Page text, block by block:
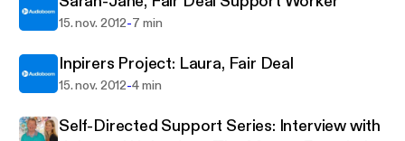
15. nov. 2012-7 min
Inpirers Project: Laura, Fair Deal
15. nov. 2012-4 min
Self-Directed Support Series: Interview with